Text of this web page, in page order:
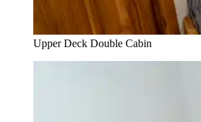
Upper Deck Double Cabin